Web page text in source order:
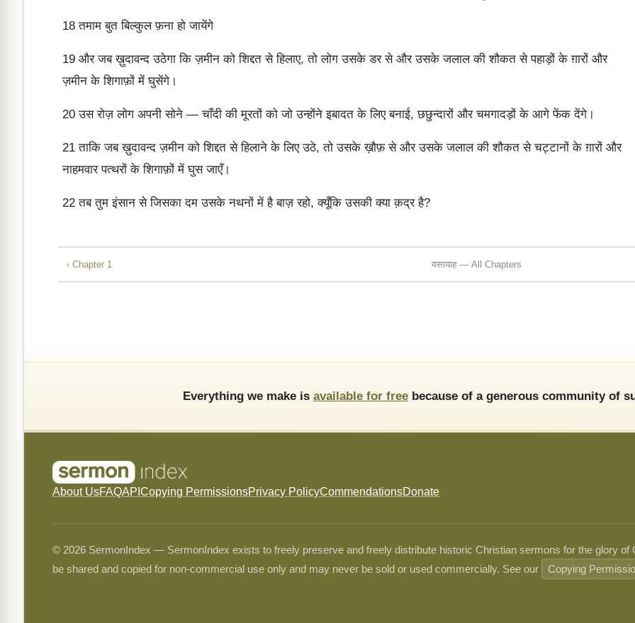
18 तमाम बुत बिल्कुल फ़ना हो जायेंगे
19 और जब ख़ुदावन्द उठेगा कि ज़मीन को शिद्दत से हिलाए, तो लोग उसके डर से और उसके जलाल की शौकत से पहाड़ों के ग़ारों और
ज़मीन के शिगाफ़ों में घुसेंगे।
20 उस रोज़ लोग अपनी सोने — चाँदी की मूरतों को जो उन्होंने इबादत के लिए बनाई, छछुन्दारों और चमगादड़ों के आगे फेंक देंगे।
21 ताकि जब ख़ुदावन्द ज़मीन को शिद्दत से हिलाने के लिए उठे, तो उसके ख़ौफ़ से और उसके जलाल की शौकत से चट्टानों के ग़ारों और
नाहमवार पत्थरों के शिगाफ़ों में घुस जाएँ।
22 तब तुम इंसान से जिसका दम उसके नथनों में है बाज़ रहो, क्यूँकि उसकी क्या क़द्र है?
‹ Chapter 1 यसायाह — All Chapters
Everything we make is available for free because of a generous community of
About UsFAQAPI Copying PermissionsPrivacy PolicyCommendationsDonate
© 2026 SermonIndex — SermonIndex exists to freely preserve and freely distribute historic Christian sermons for the glory
be shared and copied for non-commercial use only and may never be sold or used commercially. See our
Copying